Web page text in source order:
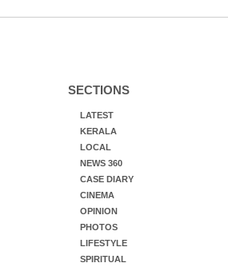
SECTIONS
LATEST
KERALA
LOCAL
NEWS 360
CASE DIARY
CINEMA
OPINION
PHOTOS
LIFESTYLE
SPIRITUAL